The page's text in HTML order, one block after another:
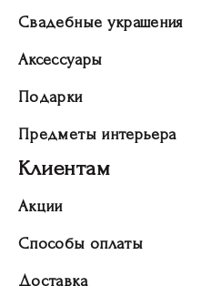
Свадебные украшения
Аксессуары
Подарки
Предметы интерьера
Клиентам
Акции
Способы оплаты
Доставка